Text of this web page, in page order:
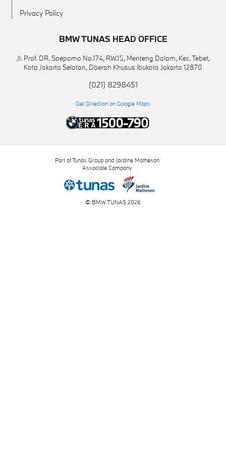
Privacy Policy
BMW TUNAS HEAD OFFICE
Jl. Prof. DR. Soepomo No.174, RW.15, Menteng Dalam, Kec. Tebet,
Kota Jakarta Selatan, Daerah Khusus Ibukota Jakarta 12870
(021) 8298451
Get Direction on Google Maps
© BMW TUNAS 2026
Part of Tunas Group and Jardine Matheson
Associate Company